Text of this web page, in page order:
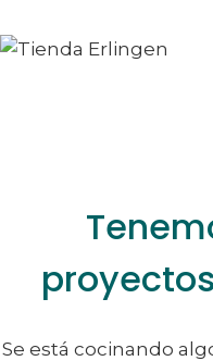
al
al
Se está cocinando